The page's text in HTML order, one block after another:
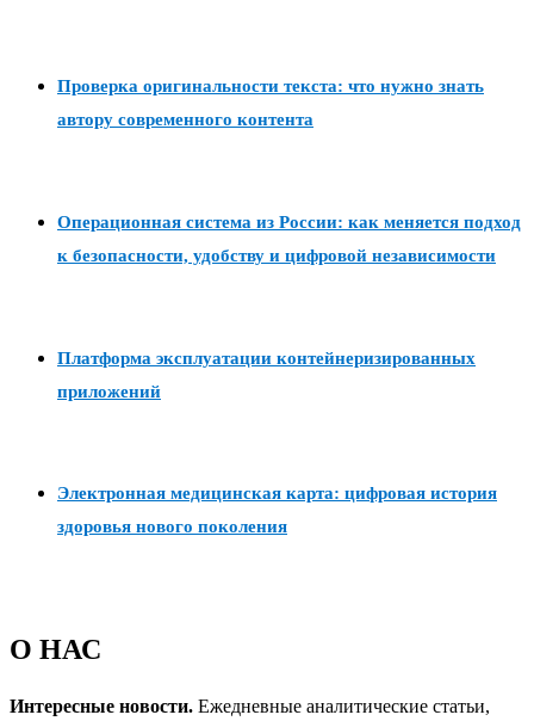
Проверка оригинальности текста: что нужно знать
автору современного контента
Операционная система из России: как меняется подход
к безопасности, удобству и цифровой независимости
Платформа эксплуатации контейнеризированных
приложений
Электронная медицинская карта: цифровая история
здоровья нового поколения
О НАС
Интересные новости. Ежедневные аналитические статьи,